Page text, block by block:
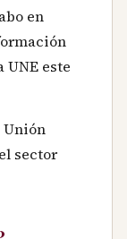
en
este
Unión
sector